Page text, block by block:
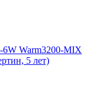
Warm3200-MIX
5 лет)